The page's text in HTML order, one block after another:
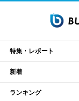
特集・レポート
新着
ランキング